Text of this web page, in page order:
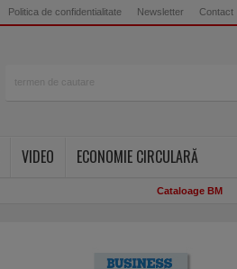
Politica de confidentialitate Newsletter Contact
VIDEO
ECONOMIE CIRCULARĂ
Cataloage BM